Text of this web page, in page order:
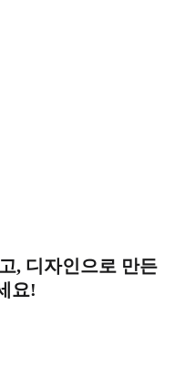
, 디자인으로 만든
요!